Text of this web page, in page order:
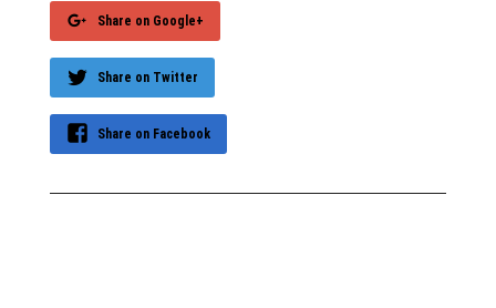
Share on Google+
Share on Twitter
Share on Facebook